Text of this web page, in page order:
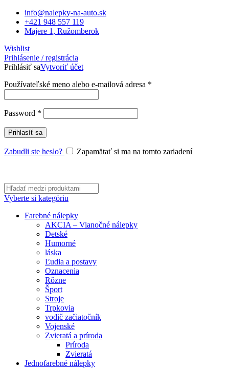
info@nalepky-na-auto.sk
+421 948 557 119
Majere 1, Ružomberok
Wishlist
Prihlásenie / registrácia
Prihlásiť saVytvoriť účet
Používateľské meno alebo e-mailová adresa *
Password *
Prihlasíť sa
Zabudli ste heslo? Zapamätať si ma na tomto zariadení
Vyberte si kategóriu
Farebné nálepky
AKCIA – Vianočné nálepky
Detské
Humorné
láska
Ľudia a postavy
Oznacenia
Rôzne
Šport
Stroje
Trpkovia
vodič začiatočník
Vojenské
Zvieratá a príroda
Príroda
Zvieratá
Jednofarebné nálepky